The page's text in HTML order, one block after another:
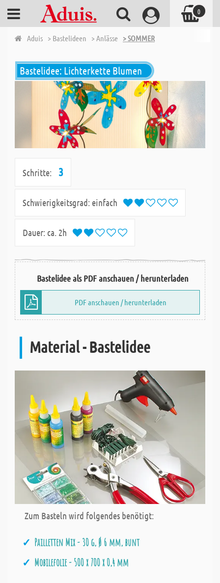
Aduis > Bastelideen > Anlässe > SOMMER
Bastelidee: Lichterkette Blumen
Schritte: 3
Schwierigkeitsgrad: einfach
Dauer: ca. 2h
Bastelidee als PDF anschauen / herunterladen
PDF anschauen / herunterladen
Material - Bastelidee
Zum Basteln wird folgendes benötigt:
Pailletten Mix - 30 g, Ø 6 mm, bunt
Mobilefolie - 500 x 700 x 0,4 mm
0